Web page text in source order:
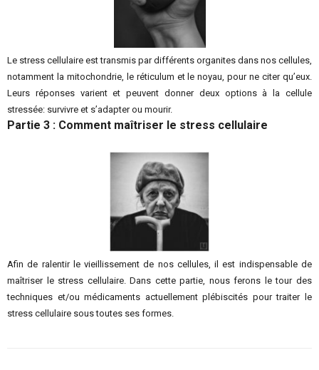
Le stress cellulaire est transmis par différents organites dans nos cellules,
notamment la mitochondrie, le réticulum et le noyau, pour ne citer qu’eux.
Leurs réponses varient et peuvent donner deux options à la cellule
stressée: survivre et s’adapter ou mourir.
Partie 3 : Comment maîtriser le stress cellulaire
Afin de ralentir le vieillissement de nos cellules, il est indispensable de
maîtriser le stress cellulaire. Dans cette partie, nous ferons le tour des
techniques et/ou médicaments actuellement plébiscités pour traiter le
stress cellulaire sous toutes ses formes.